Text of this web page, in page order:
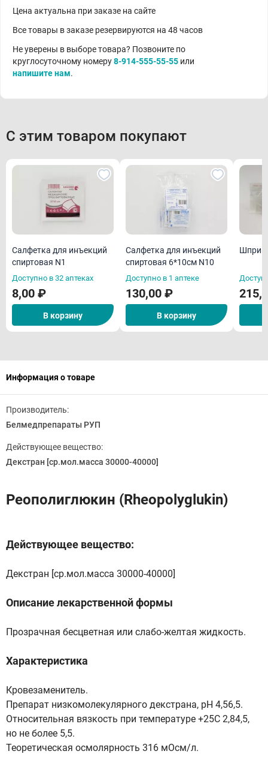
Цена актуальна при заказе на сайте
Все товары в заказе резервируются на 48 часов
Не уверены в выборе товара? Позвоните по
круглосуточному номеру8-914-555-55-55 или
напишите нам.
С этим товаром покупают
Салфетка для инъекций
спиртовая N1
Доступно в 32 аптеках
8,00 ₽
В корзину
Салфетка для инъекций
спиртовая 6*10см N10
Доступно в 1 аптеке
130,00 ₽
В корзину
Информация о товаре
Производитель:
Белмедпрепараты РУП
Действующее вещество:
Декстран [ср.мол.масса 30000-40000]
Реополиглюкин (Rheopolyglukin)
Действующее вещество:
Декстран [ср.мол.масса 30000-40000]
Описание лекарственной формы
Прозрачная бесцветная или слабо-желтая жидкость.
Характеристика
Кровезаменитель.
Препарат низкомолекулярного декстрана, рН 4,56,5.
Относительная вязкость при температуре +25C 2,84,5,
но не более 5,5.
Теоретическая осмолярность 316 мОсм/л.